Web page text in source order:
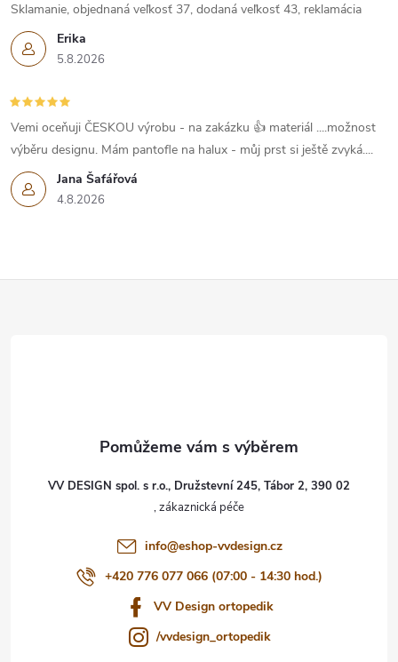
Erika
5.8.2026
Sklamanie, objednaná veľkosť 37, dodaná veľkosť 43, reklamácia
Jana Šafářová
4.8.2026
Vemi oceňuji ČESKOU výrobu - na zakázku 👍 materiál ....možnost
výběru designu. Mám pantofle na halux - můj prst si ještě zvyká....
VV DESIGN spol. s r.o., Družstevní 245, Tábor 2, 390 02
info@eshop-vvdesign.cz
+420 776 077 066 (07:00 - 14:30 hod.)
VV Design ortopedik
/vvdesign_ortopedik